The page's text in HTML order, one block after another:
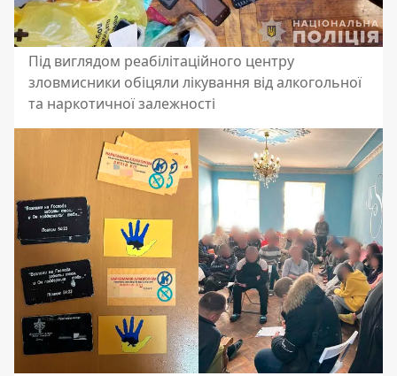
Під виглядом реабілітаційного центру
зловмисники обіцяли лікування від алкогольної
та наркотичної залежності